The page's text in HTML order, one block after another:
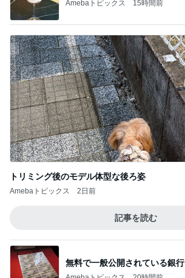
トリミング後のモデル体型な後ろ姿
Amebaトピックス 2日前
記事を読む
無料で一般公開されている銀行
Amebaトピックス 20時間前
Amebaトピックス 1日前
旦那が3切れも残したとんかつ